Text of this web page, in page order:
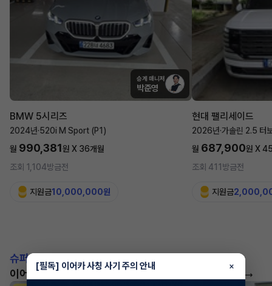
승계 매니저
박준영
BMW 5시리즈
2024년·520i M Sport (P1)
월 990,381원 X 36개월
조회 1,104방금전
지원금10,000,000원
현대 팰리세이드
2026년·가솔린 2.5 터
월 687,900원 X
조회 411 방금전
지원금
슈퍼카!
이어카에서 좋은 조건으로 만나보세요
[필독] 이어카 사칭 사기 주의 안내 ×